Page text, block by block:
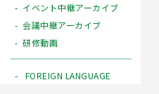
イベント中継アーカイブ
会議中継アーカイブ
研修動画
FOREIGN LANGUAGE